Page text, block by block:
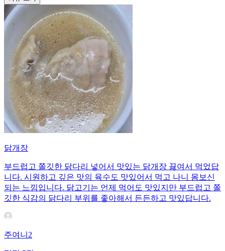
닭개장
부드럽고 쫄깃한 닭다리 넣어서 맛있는 닭개장 끓여서 먹었답
니다. 시원하고 깊은 맛의 육수도 맛있어서 먹고 나니 몸보신
되는 느낌입니다. 닭고기는 언제 먹어도 맛있지만 부드럽고 쫄
깃한 식감의 닭다리 부위를 좋아해서 든든하고 맛있답니다.
주여니2